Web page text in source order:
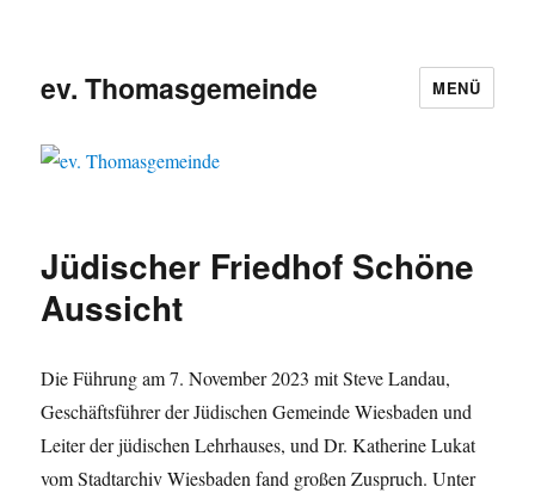
ev. Thomasgemeinde MENÜ
Jüdischer Friedhof Schöne
Aussicht
Die Führung am 7. November 2023 mit Steve Landau,
Geschäftsführer der Jüdischen Gemeinde Wiesbaden und
Leiter der jüdischen Lehrhauses, und Dr. Katherine Lukat
vom Stadtarchiv Wiesbaden fand großen Zuspruch. Unter